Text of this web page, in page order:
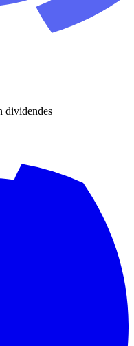
dividendes